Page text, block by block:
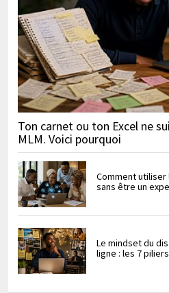
Ton carnet ou ton Excel ne
MLM. Voici pourquoi
Comment utiliser
sans être un
Le mindset du
ligne : les 7 piliers